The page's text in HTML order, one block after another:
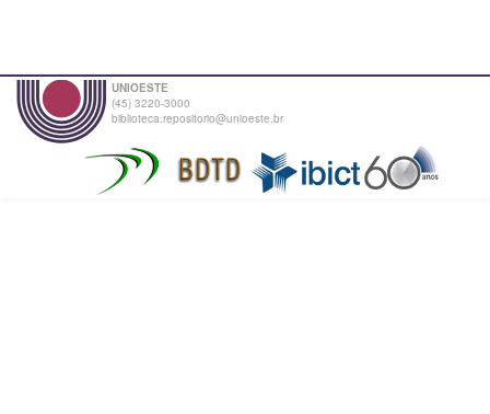
UNIOESTE
(45) 3220-3000
biblioteca.repositorio@unioeste.br